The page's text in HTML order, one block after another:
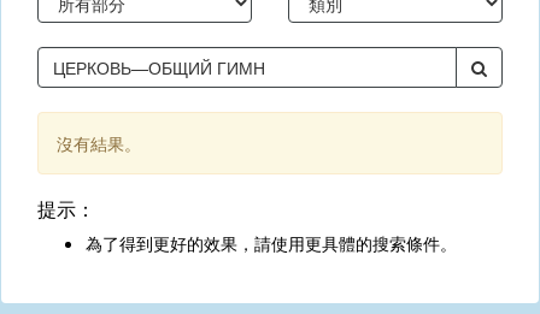
沒有結果。
提示：
為了得到更好的效果，請使用更具體的搜索條件。